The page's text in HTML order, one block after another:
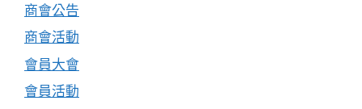
商會公告
商會活動
會員大會
會員活動